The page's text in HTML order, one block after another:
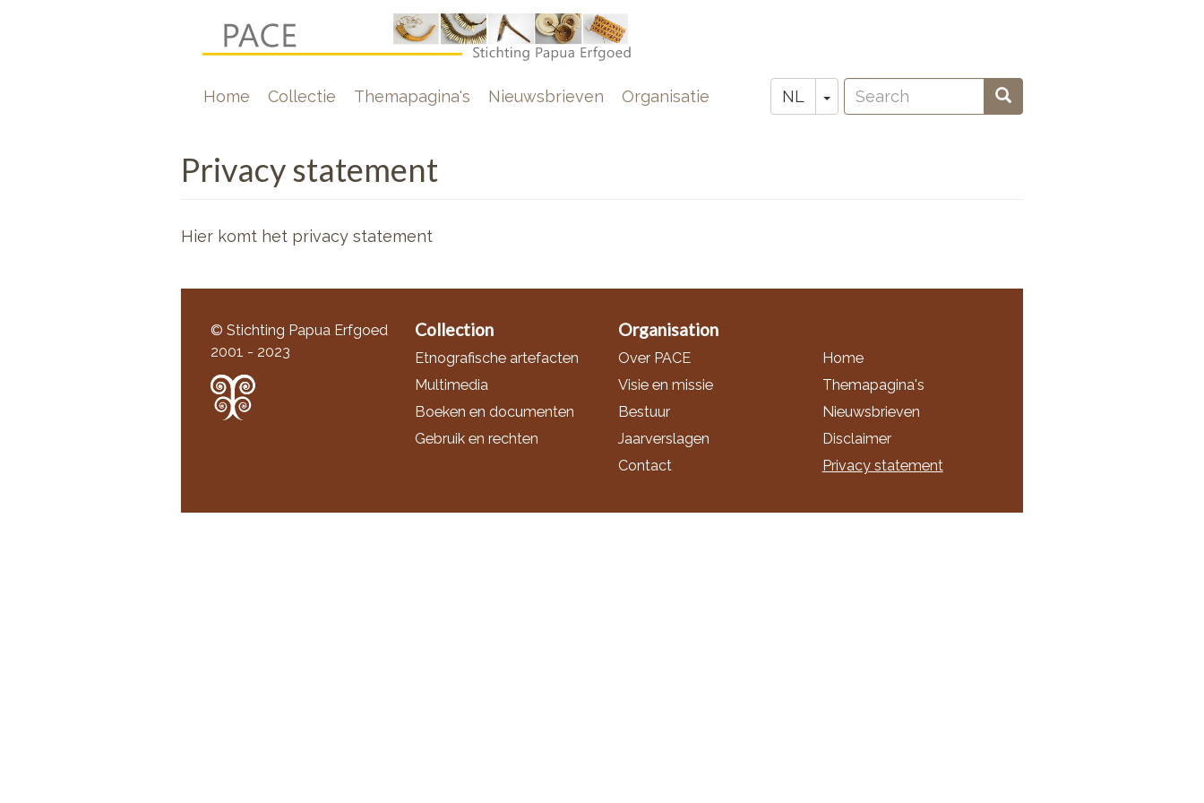
NL Toggle Dropdown
Zoeken
Search Search
Hoofdnavigatie
Home Collectie Themapagina's Nieuwsbrieven Organisatie
Privacy statement
Hier komt het privacy statement
© Stichting Papua Erfgoed
2001 - 2023
Collection
Etnografische artefacten
Multimedia
Boeken en documenten
Gebruik en rechten
Organisation
Over PACE
Visie en missie
Bestuur
Jaarverslagen
Contact
Home
Themapagina's
Nieuwsbrieven
Disclaimer
Privacy statement